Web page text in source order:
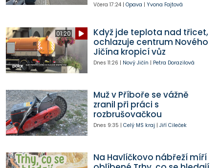
Včera 17:24| Opava | Yvona Fajtová
01:20
Když jde teplota nad třicet,
ochlazuje centrum Nového
Jičína kropicí vůz
Dnes 11:26 | Nový Jičín | Petra Dorazilová
Muž v Příboře se vážně
zranil při práci s
rozbrušovačkou
Dnes 9:35 | Celý MS kraj | Jiří Cileček
Na Havlíčkovo nábřeží míří